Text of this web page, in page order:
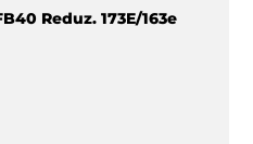
Reduz. 173E/163e